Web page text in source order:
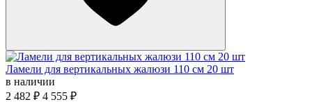
Ламели для вертикальных жалюзи 110 см 20 шт
в наличии
2 482 ₽ 4 555 ₽